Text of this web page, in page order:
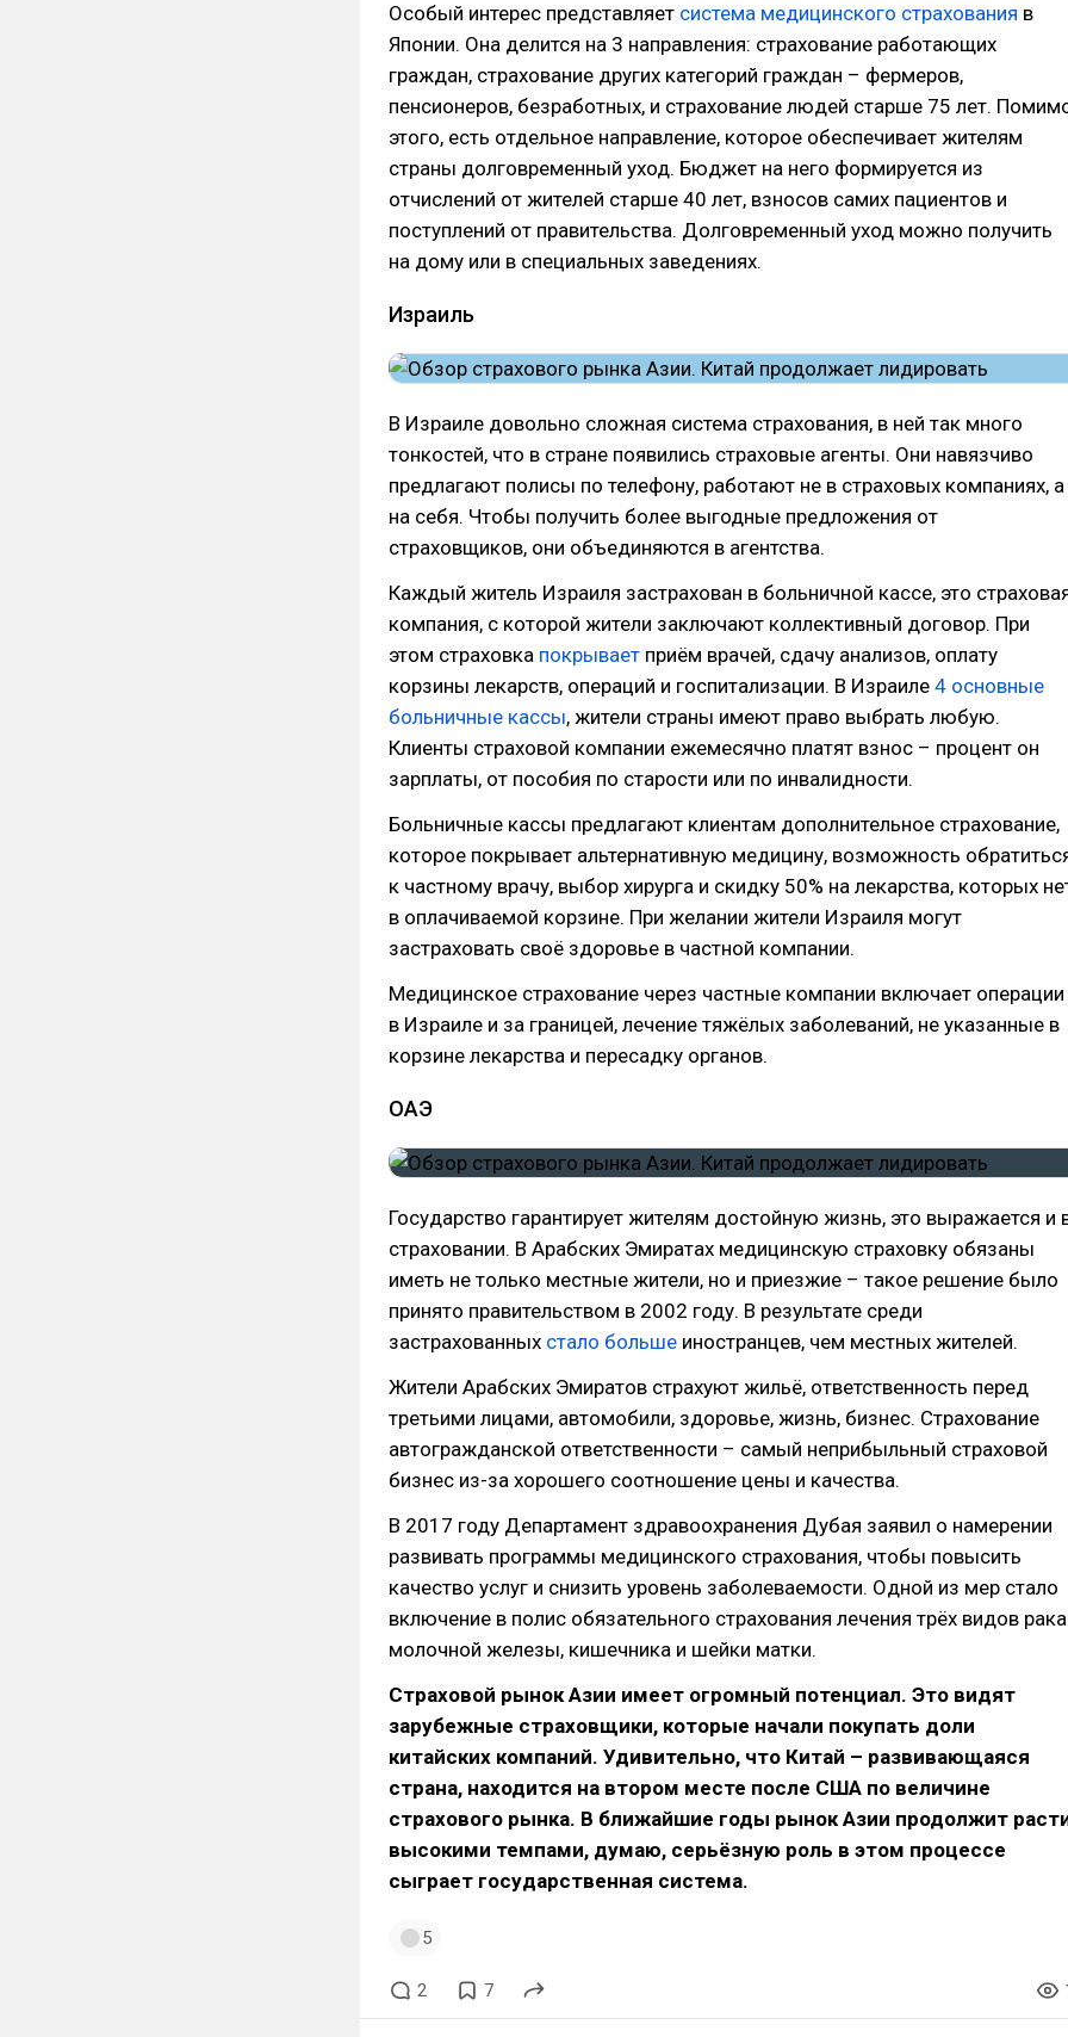
Особый интерес представляет система медицинского страхования в
Японии. Она делится на 3 направления: страхование работающих
граждан, страхование других категорий граждан – фермеров,
пенсионеров, безработных, и страхование людей старше 75 лет.
этого, есть отдельное направление, которое обеспечивает жителям
страны долговременный уход. Бюджет на него формируется из
отчислений от жителей старше 40 лет, взносов самих пациентов и
поступлений от правительства. Долговременный уход можно получить
на дому или в специальных заведениях.
Израиль
В Израиле довольно сложная система страхования, в ней так много
тонкостей, что в стране появились страховые агенты. Они навязчиво
предлагают полисы по телефону, работают не в страховых компаниях, а
на себя. Чтобы получить более выгодные предложения от
страховщиков, они объединяются в агентства.
Каждый житель Израиля застрахован в больничной кассе, это
компания, с которой жители заключают коллективный договор. При
этом страховка покрывает приём врачей, сдачу анализов, оплату
корзины лекарств, операций и госпитализации. В Израиле 4 основные
больничные кассы, жители страны имеют право выбрать любую.
Клиенты страховой компании ежемесячно платят взнос – процент он
зарплаты, от пособия по старости или по инвалидности.
Больничные кассы предлагают клиентам дополнительное страхование,
которое покрывает альтернативную медицину, возможность
к частному врачу, выбор хирурга и скидку 50% на лекарства, которых
в оплачиваемой корзине. При желании жители Израиля могут
застраховать своё здоровье в частной компании.
Медицинское страхование через частные компании включает операции
в Израиле и за границей, лечение тяжёлых заболеваний, не указанные в
корзине лекарства и пересадку органов.
ОАЭ
Государство гарантирует жителям достойную жизнь, это выражается и
страховании. В Арабских Эмиратах медицинскую страховку обязаны
иметь не только местные жители, но и приезжие – такое решение было
принято правительством в 2002 году. В результате среди
застрахованных стало больше иностранцев, чем местных жителей.
Жители Арабских Эмиратов страхуют жильё, ответственность перед
третьими лицами, автомобили, здоровье, жизнь, бизнес. Страхование
автогражданской ответственности – самый неприбыльный страховой
бизнес из-за хорошего соотношение цены и качества.
В 2017 году Департамент здравоохранения Дубая заявил о намерении
развивать программы медицинского страхования, чтобы повысить
качество услуг и снизить уровень заболеваемости. Одной из мер стало
включение в полис обязательного страхования лечения трёх видов
молочной железы, кишечника и шейки матки.
Страховой рынок Азии имеет огромный потенциал. Это видят
зарубежные страховщики, которые начали покупать доли
китайских компаний. Удивительно, что Китай – развивающаяся
страна, находится на втором месте после США по величине
страхового рынка. В ближайшие годы рынок Азии продолжит
высокими темпами, думаю, серьёзную роль в этом процессе
сыграет государственная система.
5
2 7